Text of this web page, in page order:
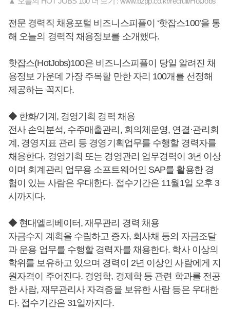
전문 경력직 채용포털 비즈니스피플이 ‘핫잡스100’을 통
해 오늘의 경력직 채용정보를 소개했다.
핫잡스(HotJobs)100은 비즈니스피플이 당일 알려진 채
용정보 가운데 가장 주목할 만한 자리 100개를 선정해
제공하는 꼭지다.
◆ 한화/기계, 경영기획 경력 채용
전사 손익분석, 수주매출관리, 회의체운영, 연결·관리회
계, 경영지표 관리 등 경영기획업무를 수행할 경력자를
채용한다. 경영기획 또는 경영관리 업무경력이 3년 이상
이며 회계관리 업무용 소프트웨어인 SAP를 활용한 경
험이 있는 사람은 우대한다. 접수기간은 11월1일 오후 3
시까지다.
◆ 현대엘리베이터, 재무관리 경력 채용
자금수지 계획을 수립하고 증자, 회사채 등의 자금조달
과 운용 업무를 수행할 경력자를 채용한다. 학사 이상의
학위를 보유하고 있으며 경력이 2년 이상인 사람에게 지
원자격이 주어진다. 경영학, 경제학 등 관련 학과를 전공
한 사람, 재무관리사 자격증을 보유한 사람 등은 우대한
다. 접수기간은 31일까지다.